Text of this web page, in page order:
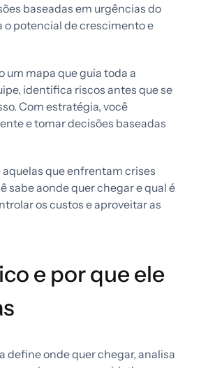
baseadas em urgências do
o potencial de crescimento e
mapa que guia toda a
identifica riscos antes que se
Com estratégia, você
e tomar decisões baseadas
que enfrentam crises
sabe aonde quer chegar e qual é
os custos e aproveitar as
e por que ele
define onde quer chegar, analisa